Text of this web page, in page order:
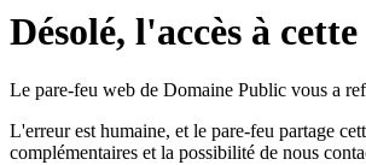
Désolé, l'accès à
Le pare-feu web de Domaine Public vous a
L'erreur est humaine, et le pare-feu partage
complémentaires et la possibilité de nous